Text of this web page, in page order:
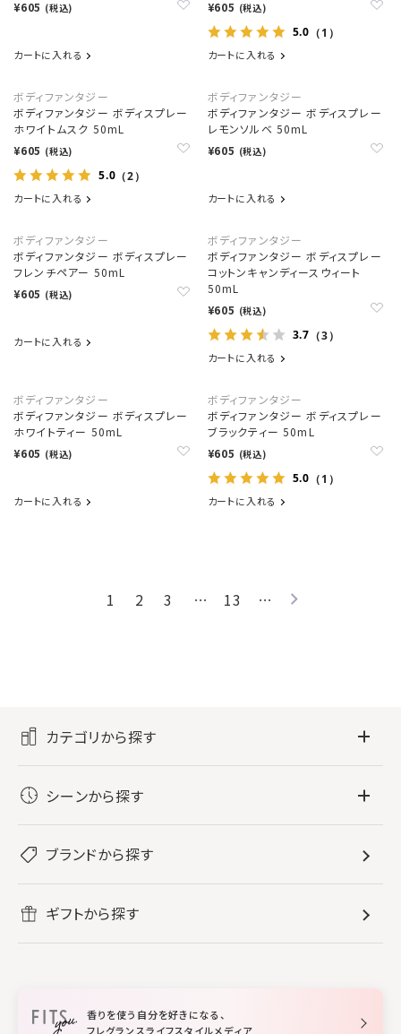
¥605 (税込)
カートに入れる
¥605 (税込)
5.0 （1）
カートに入れる
ボディファンタジー
ボディファンタジー ボディスプレー
ホワイトムスク 50mL
¥605 (税込)
5.0 （2）
カートに入れる
ボディファンタジー
ボディファンタジー ボディスプレー
レモンソルベ 50mL
¥605 (税込)
カートに入れる
ボディファンタジー
ボディファンタジー ボディスプレー
フレンチペアー 50mL
¥605 (税込)
カートに入れる
ボディファンタジー
ボディファンタジー ボディスプレー
コットンキャンディースウィート
50mL
¥605 (税込)
3.7 （3）
カートに入れる
ボディファンタジー
ボディファンタジー ボディスプレー
ホワイトティー 50mL
¥605 (税込)
カートに入れる
ボディファンタジー
ボディファンタジー ボディスプレー
ブラックティー 50mL
¥605 (税込)
5.0 （1）
カートに入れる
1 2 3 … 13 …
カテゴリから探す
レディース香水
メンズ香水
ボディミスト・スプレー
バス・ボディケア
すべてのバス・ボディケア
ボディ・ハンドクリーム
入浴剤
ホームフレグランス
ルームフレグランス
スタイリング
シーンから探す
リフレッシュしたい
ブランドから探す
ギフトから探す
香りを使う自分を好きになる、
フレグランスライフスタイルメディア